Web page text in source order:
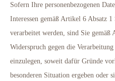
Sofern Ihre personenbezogenen
Interessen gemäß Artikel 6 Absatz
verarbeitet werden, sind Sie
Widerspruch gegen die
einzulegen, soweit dafür Gründe
besonderen Situation ergeben oder